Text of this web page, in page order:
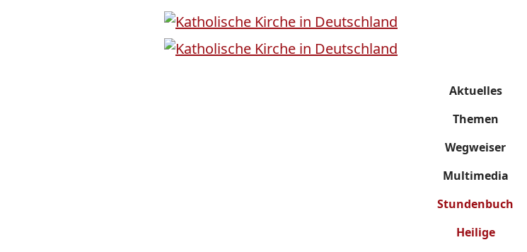
Aktuelles
Themen
Wegweiser
Multimedia
Stundenbuch
Heilige